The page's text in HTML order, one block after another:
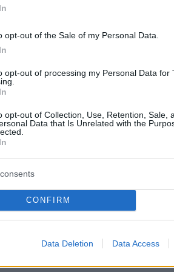
opt-out of the Sale of my Personal Data.
opt-out of processing my Personal Data for
opt-out of Collection, Use, Retention, Sale,
Data that Is Unrelated with the
CONFIRM
Data Deletion Data Access
στην Κάτω Τιθορέα -
στην Ευελπίδων
ελεύθεροι με περιοριστικούς
χρήση χημικών και κρότου
ντοκουμέντα από
Με μάσκες
υπάλληλους
λεφτά, κόσμος
ψήλα
χειροβομβίδες και κατηγορίες
51